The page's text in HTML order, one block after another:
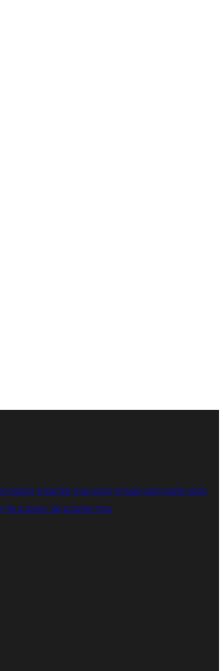
מתכוני סלטים מתכוני פשטידות מתכוני עוגות אוכל צמחוני מתכונים
מנתח המתכונים ספר המתכונים שלי